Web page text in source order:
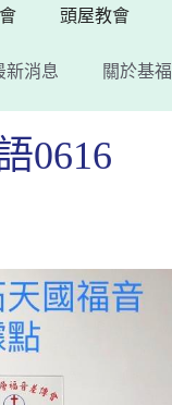
頭屋教會
新消息 關於基福
0616